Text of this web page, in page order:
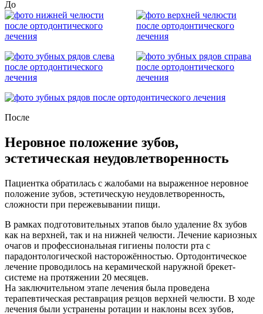
До
После
Неровное положение зубов,
эстетическая неудовлетворенность
Пациентка обратилась с жалобами на выраженное неровное
положение зубов, эстетическую неудовлетворенность,
сложности при пережевывании пищи.
В рамках подготовительных этапов было удаление 8х зубов
как на верхней, так и на нижней челюсти. Лечение кариозных
очагов и профессиональная гигиены полости рта с
парадонтологической насторожённостью. Ортодонтическое
лечение проводилось на керамической наружной брекет-
системе на протяжении 20 месяцев.
На заключительном этапе лечения была проведена
терапевтическая реставрация резцов верхней челюсти. В ходе
лечения были устранены ротации и наклоны всех зубов,